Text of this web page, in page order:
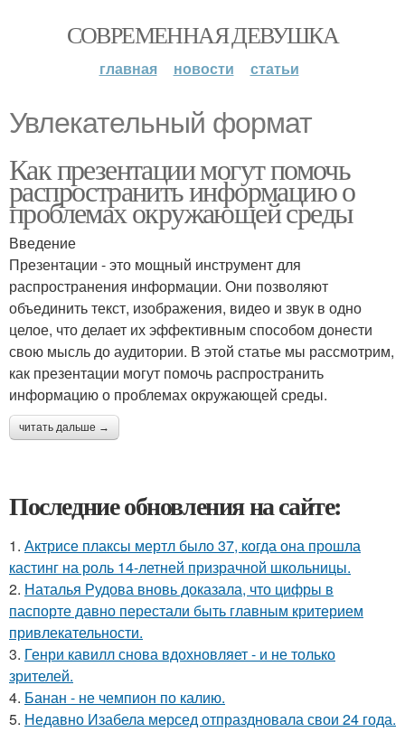
СОВРЕМЕННАЯ ДЕВУШКА
главная новости статьи
Увлекательный формат
Как презентации могут помочь
распространить информацию о
проблемах окружающей среды
Введение
Презентации - это мощный инструмент для
распространения информации. Они позволяют
объединить текст, изображения, видео и звук в одно
целое, что делает их эффективным способом донести
свою мысль до аудитории. В этой статье мы рассмотрим,
как презентации могут помочь распространить
информацию о проблемах окружающей среды.
читать дальше →
Последние обновления на сайте:
1. Актрисе плаксы мертл было 37, когда она прошла
кастинг на роль 14-летней призрачной школьницы.
2. Наталья Рудова вновь доказала, что цифры в
паспорте давно перестали быть главным критерием
привлекательности.
3. Генри кавилл снова вдохновляет - и не только
зрителей.
4. Банан - не чемпион по калию.
5. Недавно Изабела мерсед отпраздновала свои 24 года.